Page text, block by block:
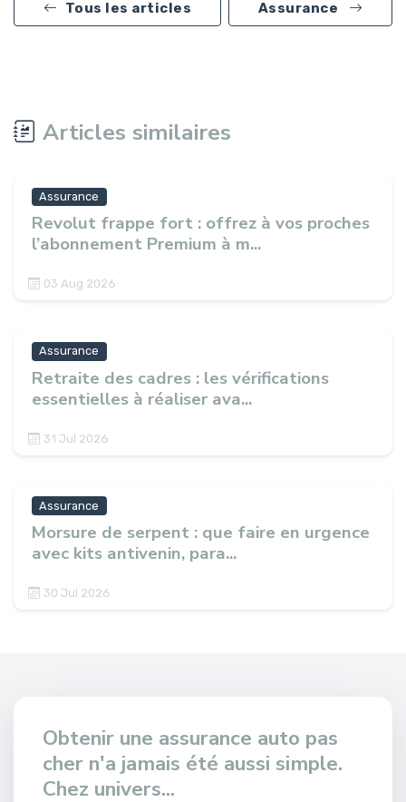
Tous les articles Assurance
Articles similaires
Assurance
Revolut frappe fort : offrez à vos proches
l’abonnement Premium à m...
03 Aug 2026
Assurance
Retraite des cadres : les vérifications
essentielles à réaliser ava...
31 Jul 2026
Assurance
Morsure de serpent : que faire en urgence
avec kits antivenin, para...
30 Jul 2026
Obtenir une assurance auto pas
cher n'a jamais été aussi simple.
Chez univers...